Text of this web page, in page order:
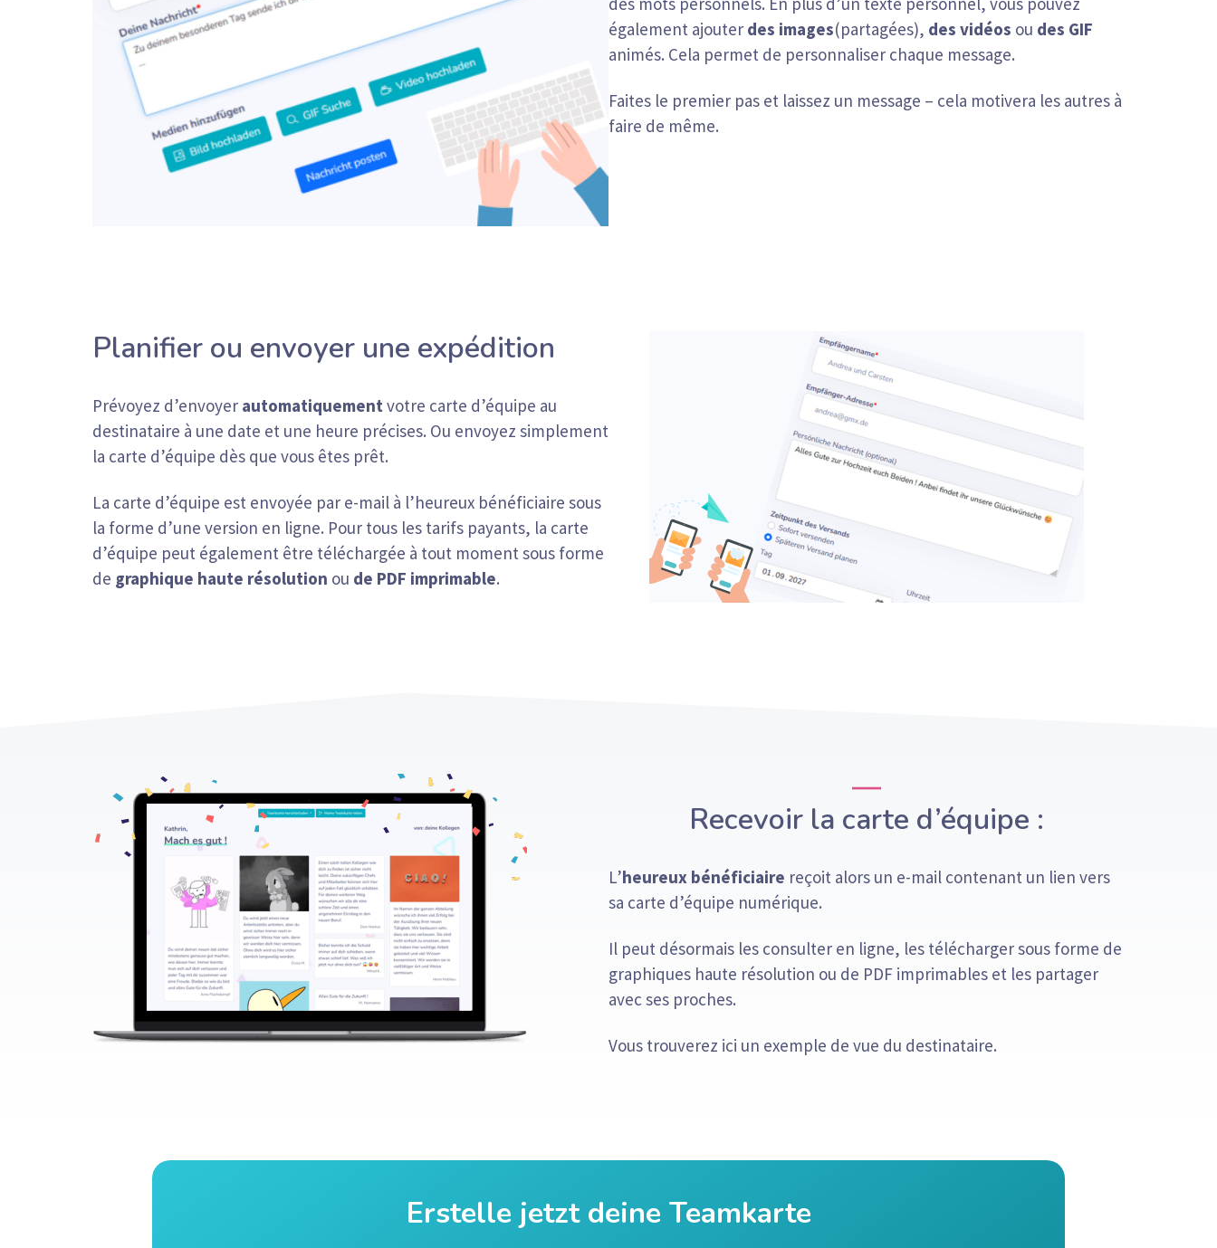
également ajouter des images(partagées), des vidéos ou des GIF
animés. Cela permet de personnaliser chaque message.
Faites le premier pas et laissez un message – cela motivera les autres à
faire de même.
Planifier ou envoyer une expédition
Prévoyez d’envoyer automatiquementvotre carte d’équipe au
destinataire à une date et une heure précises. Ou envoyez simplement
la carte d’équipe dès que vous êtes prêt.
La carte d’équipe est envoyée par e-mail à l’heureux bénéficiaire sous
la forme d’une version en ligne. Pour tous les tarifs payants, la carte
d’équipe peut également être téléchargée à tout moment sous forme
de graphique haute résolution ou de PDF imprimable.
Recevoir la carte d’équipe :
L’heureux bénéficiaire reçoit alors un e-mail contenant un lien vers
sa carte d’équipe numérique.
Il peut désormais les consulter en ligne, les télécharger sous forme de
graphiques haute résolution ou de PDF imprimables et les partager
avec ses proches.
Vous trouverez ici un exemple de vue du destinataire.
Erstelle jetzt deine Teamkarte